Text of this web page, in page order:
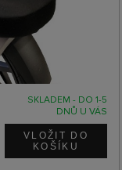
SKLADEM - DO 1-5
DNŮ U VÁS